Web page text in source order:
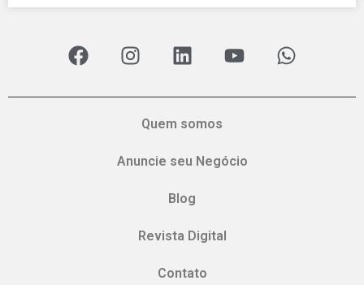
Quem somos
Anuncie seu Negócio
Blog
Revista Digital
Contato